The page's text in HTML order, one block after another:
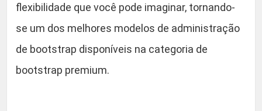
a
c
M
U
flexibilidade que você pode imaginar, tornando-
se um dos melhores modelos de administração
de bootstrap disponíveis na categoria de
bootstrap premium.